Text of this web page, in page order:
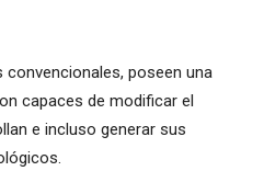
poseen una
capaces de modificar el
e incluso generar sus